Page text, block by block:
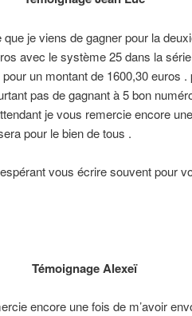
je viens de gagner pour la
avec le système 25 dans la
un montant de 1600,30 euros
pas de gagnant à 5 bon
je vous remercie encore
pour le bien de tous .
vous écrire souvent pour
Témoignage Alexeï
encore une fois de m’avoir